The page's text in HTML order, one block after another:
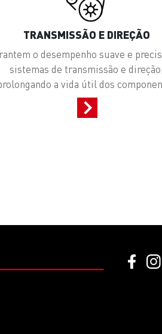
TRANSMISSÃO E DIREÇÃO
o desempenho suave e
sistemas de transmissão e direção,
a vida útil dos